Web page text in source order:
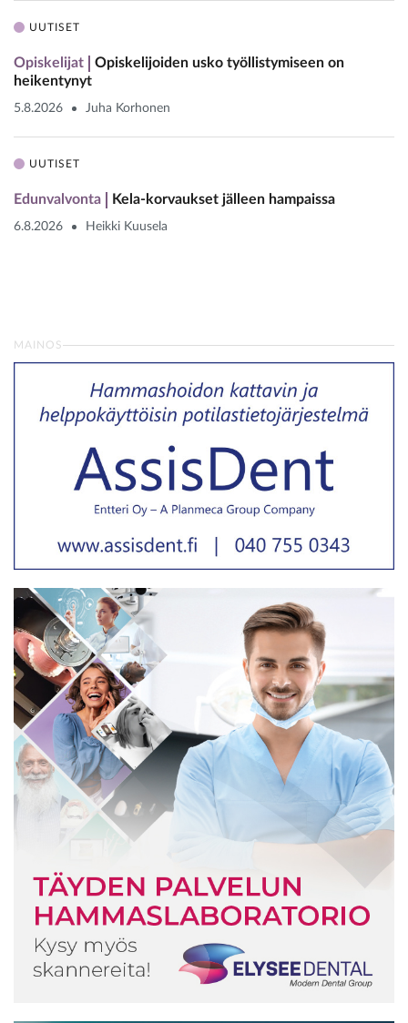
UUTISET
Opiskelijat
Opiskelijoiden usko työllistymiseen on
heikentynyt
5.8.2026 Juha Korhonen
UUTISET
Edunvalvonta Kela-korvaukset jälleen hampaissa
6.8.2026 Heikki Kuusela
MAINOS